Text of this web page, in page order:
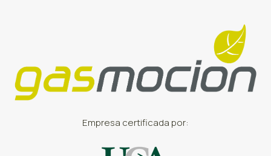
Empresa certificada por: